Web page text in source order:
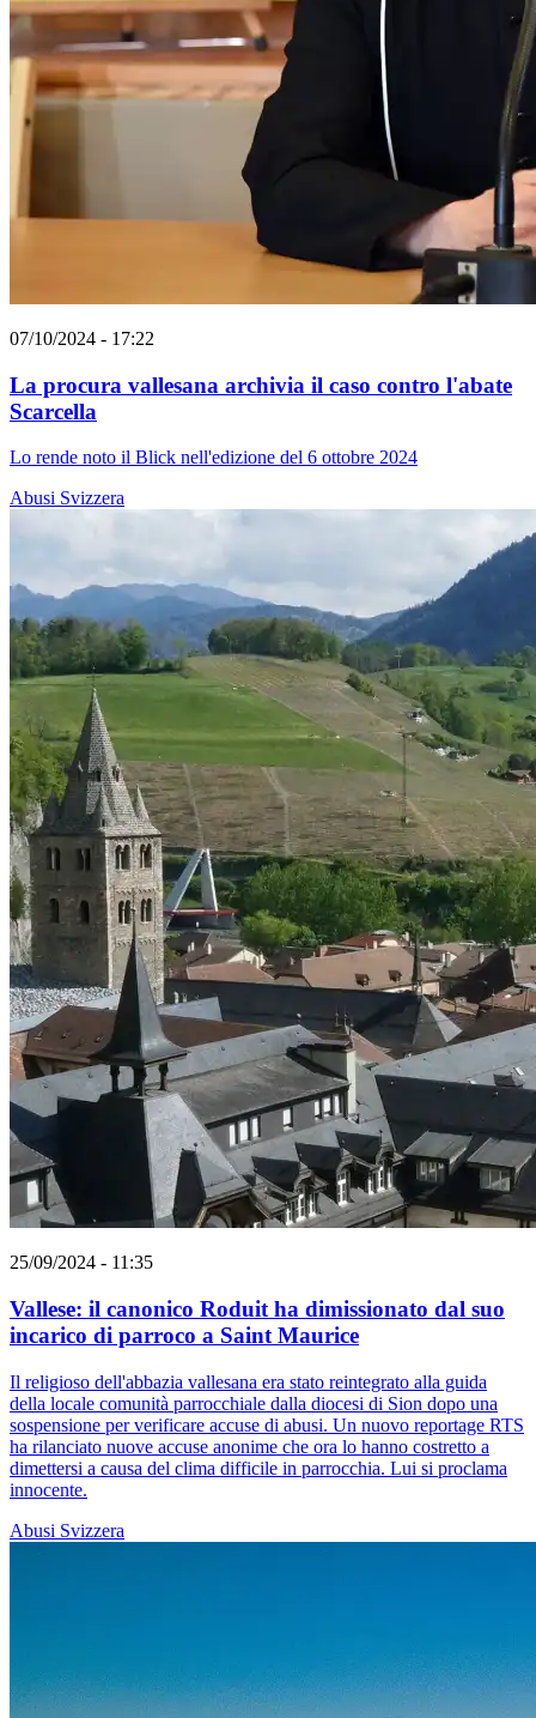
07/10/2024 - 17:22
La procura vallesana archivia il caso contro l'abate
Scarcella
Lo rende noto il Blick nell'edizione del 6 ottobre 2024
Abusi Svizzera
25/09/2024 - 11:35
Vallese: il canonico Roduit ha dimissionato dal suo
incarico di parroco a Saint Maurice
Il religioso dell'abbazia vallesana era stato reintegrato alla guida
della locale comunità parrocchiale dalla diocesi di Sion dopo una
sospensione per verificare accuse di abusi. Un nuovo reportage RTS
ha rilanciato nuove accuse anonime che ora lo hanno costretto a
dimettersi a causa del clima difficile in parrocchia. Lui si proclama
innocente.
Abusi Svizzera